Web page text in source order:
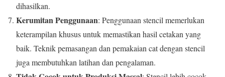
dihasilkan.
Kerumitan Penggunaan: Penggunaan stencil memerlukan
keterampilan khusus untuk memastikan hasil cetakan yang
baik. Teknik pemasangan dan pemakaian cat dengan stencil
juga membutuhkan latihan dan pengalaman.